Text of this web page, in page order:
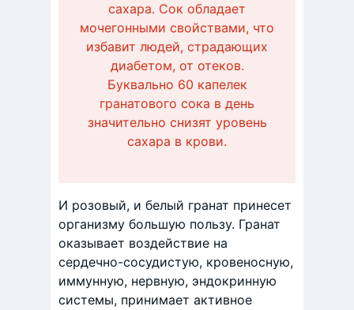
сахара. Сок обладает
мочегонными свойствами, что
избавит людей, страдающих
диабетом, от отеков.
Буквально 60 капелек
гранатового сока в день
значительно снизят уровень
сахара в крови.
И розовый, и белый гранат принесет
организму большую пользу. Гранат
оказывает воздействие на
сердечно-сосудистую, кровеносную,
иммунную, нервную, эндокринную
системы, принимает активное